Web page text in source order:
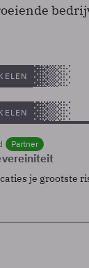
Partner
je grootste